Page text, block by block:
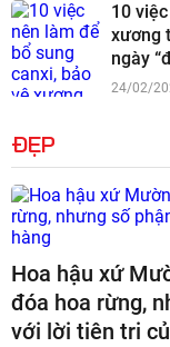
10
xương
ngày
24/02/
ĐẸP
Hoa hậu xứ
đóa hoa rừng,
với lời tiên tri